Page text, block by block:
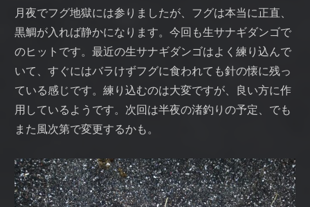
月夜でフグ地獄には参りましたが、フグは本当に正直、
黒鯛が入れば静かになります。今回も生サナギダンゴで
のヒットです。最近の生サナギダンゴはよく練り込んで
いて、すぐにはバラけずフグに食われても針の懐に残っ
ている感じです。練り込むのは大変ですが、良い方に作
用しているようです。次回は半夜の渚釣りの予定、でも
また風次第で変更するかも。